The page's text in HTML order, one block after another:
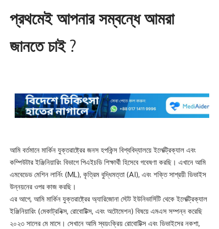
প্রথমেই আপনার সম্বন্ধে আমরা
জানতে চাই?
আমি বর্তমানে মার্কিন যুক্তরাষ্ট্রের জনস হপকিন্স বিশ্ববিদ্যালয়ে ইলেক্ট্রিক্যাল এবং
কম্পিউটার ইঞ্জিনিয়ারিং বিভাগে পিএইচডি শিক্ষার্থী হিসেবে গবেষণা করছি। এখানে আমি
এমবেডেড মেশিন লার্নিং (ML), কৃত্রিম বুদ্ধিমত্তা (AI), এবং শক্তি সাশ্রয়ী ডিভাইস
উন্নয়নের ওপর কাজ করছি।
এর আগে, আমি মার্কিন যুক্তরাষ্ট্রের অ্যারিজোনা স্টেট ইউনিভার্সিটি থেকে ইলেক্ট্রিক্যাল
ইঞ্জিনিয়ারিং (মেকাট্রনিক্স, রোবোটিক্স, এবং অটোমেশন) বিষয়ে এমএস সম্পন্ন করেছি
২০২৩ সালের মে মাসে। সেখানে আমি স্বয়ংক্রিয় রোবোটিক্স এবং ডিভাইসের নকশা,